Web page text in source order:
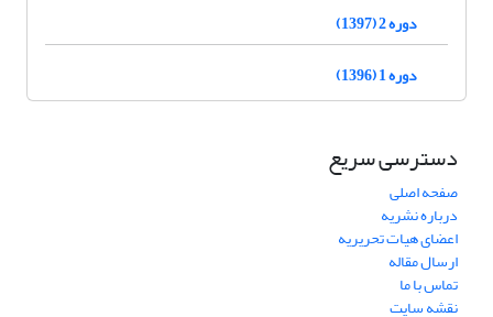
دوره 2 (1397)
دوره 1 (1396)
دسترسی سریع
صفحه اصلی
درباره نشریه
اعضای هیات تحریریه
ارسال مقاله
تماس با ما
نقشه سایت